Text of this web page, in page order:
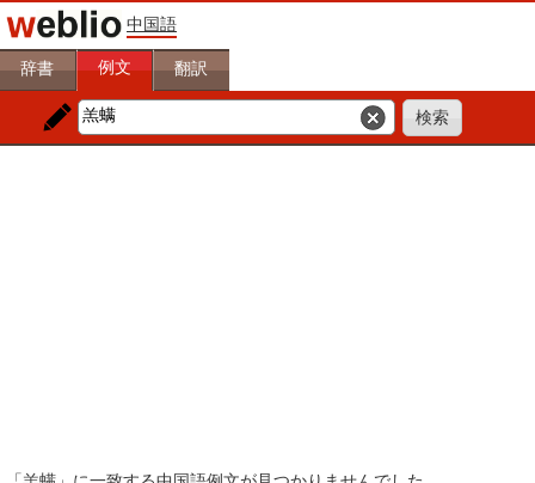
中国語
辞書 例文 翻訳